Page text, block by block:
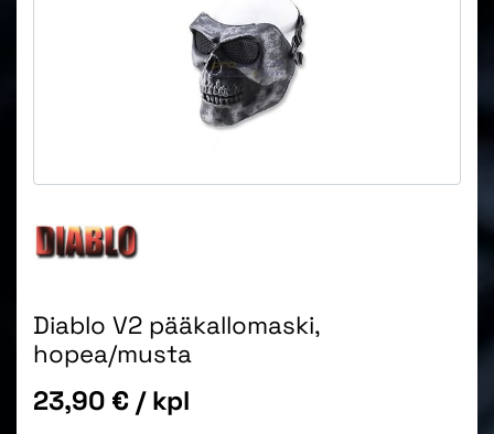
Diablo V2 pääkallomaski,
hopea/musta
Hinta
23,90 € / kpl